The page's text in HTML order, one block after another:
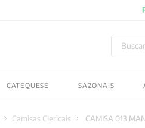
Buscar
CATEQUESE SAZONAIS
Camisas Clericais CAMISA 013
2027